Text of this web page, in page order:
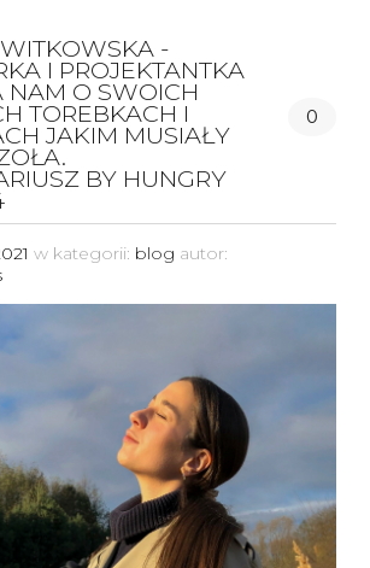
-
I PROJEKTANTKA
O SWOICH
TOREBKACH I
JAKIM MUSIAŁY
BY HUNGRY
0
w kategorii: blog autor: